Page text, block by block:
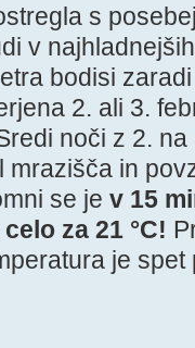
s
v
bodisi
2. ali 3.
noči z 2.
mrazišča in
se je v 15
za 21 °C!
je